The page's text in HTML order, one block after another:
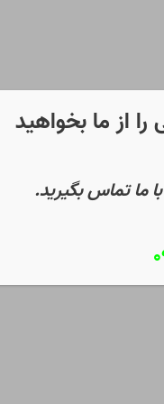
از ما بخواهید
ما تماس بگیرید.